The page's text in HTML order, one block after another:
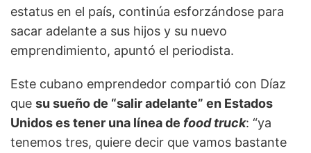
estatus en el país, continúa esforzándose para
sacar adelante a sus hijos y su nuevo
emprendimiento, apuntó el periodista.
Este cubano emprendedor compartió con Díaz
que su sueño de “salir adelante” en Estados
Unidos es tener una línea de food truck: “ya
tenemos tres, quiere decir que vamos bastante